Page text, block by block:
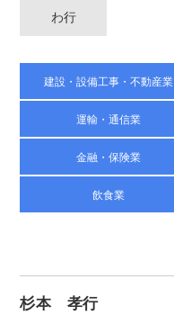
わ行
建設・設備工事・不動産業
運輸・通信業
金融・保険業
飲食業
杉本 孝行